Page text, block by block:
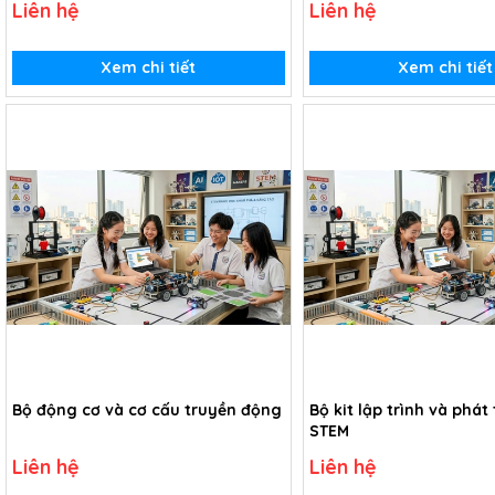
Liên hệ
Xem chi tiết
Liên hệ
Xem chi tiết
Bộ động cơ và cơ cấu truyền động
Liên hệ
Bộ kit lập trình và phát
STEM
Liên hệ